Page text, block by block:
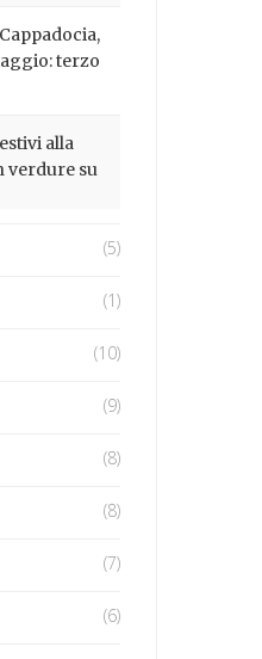
terzo
alla
verdure su
(5)
(1)
(10)
(9)
(8)
(8)
(7)
(6)